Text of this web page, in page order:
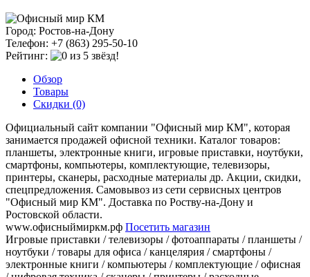
Город: Ростов-на-Дону
Телефон: +7 (863) 295-50-10
Рейтинг:
Обзор
Товары
Скидки (0)
Официальный сайт компании "Офисный мир КМ", которая
занимается продажей офисной техники. Каталог товаров:
планшеты, электронные книги, игровые приставки, ноутбуки,
смартфоны, компьютеры, комплектующие, телевизоры,
принтеры, сканеры, расходные материалы др. Акции, скидки,
спецпредложения. Самовывоз из сети сервисных центров
"Офисный мир КМ". Доставка по Роству-на-Дону и
Ростовской области.
www.офисныймиркм.рф Посетить магазин
Игровые приставки / телевизоры / фотоаппараты / планшеты /
ноутбуки / товары для офиса / канцелярия / смартфоны /
электронные книги / компьютеры / комплектующие / офисная